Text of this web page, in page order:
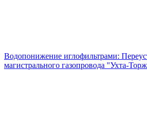
Водопонижение иглофильтрами:
магистрального газопровода "Ухта-